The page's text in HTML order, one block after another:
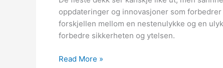
oppdateringer og innovasjoner som
forskjellen mellom en nestenulykke og en
forbedre sikkerheten og ytelsen.
Nyere
Read More »